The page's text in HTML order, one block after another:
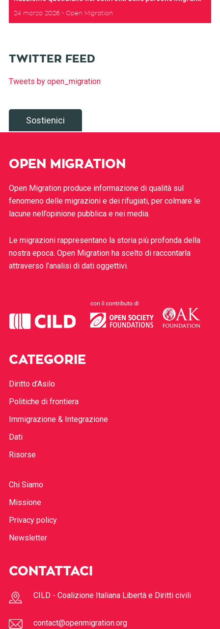
24 marzo 2026 Open Migration
TWITTER FEED
Tweets by open_migration
Sostienici
OPEN MIGRATION
Open Migration produce informazione di qualità sul
fenomeno delle migrazioni e dei rifugiati, per colmare le
lacune nell’opinione pubblica e nei media.
Le migrazioni rappresentano la storia più profonda della
nostra epoca. Open Migration ha scelto di raccontarla
attraverso l’analisi di dati oggettivi.
CATEGORIE
Diritto d’Asilo
Politiche di frontiera
Immigrazione & Integrazione
Dati
Risorse
Chi Siamo
Missione
Privacy policy
Newsletter
CONTATTACI
CILD - Coalizione Italiana Libertà e Diritti civili
contact@openmigration.org